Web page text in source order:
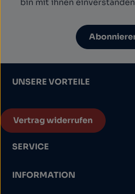
bin mit ihnen
UNSERE VORTEILE
Vertrag widerrufen
SERVICE
INFORMATION